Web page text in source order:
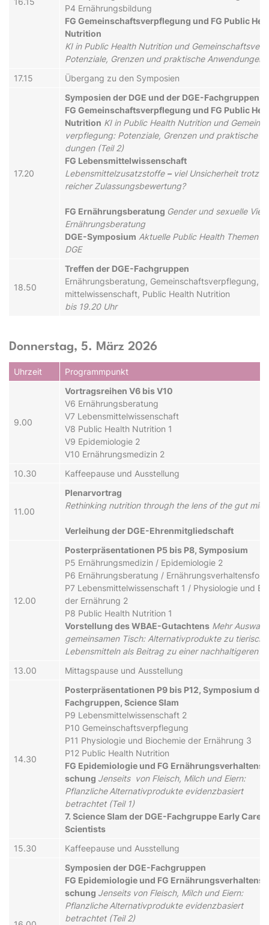
P4 Er­nähr­ungs­bil­dung
FG Ge­mein­schafts­ver­pfle­gung und FG Public
Nutrition
KI in Public Health Nutrition und
Po­ten­zia­le, Gren­zen und prak­tisch­e An­wend­ungen
17.15
Übergang zu den Symposien
17.20
Sym­po­si­en der DGE und der DGE-Fach­grup­pen
FG Ge­mein­schafts­ver­pfle­gung und FG Public
Nutrition KI in Public Health Nutrition und
ver­pfle­gung: Po­ten­zia­le, Gren­zen und prak­tisch­e
dung­en (Teil 2)
FG Le­bens­mit­tel­wis­sen­schaft
Le­bens­mit­tel­zu­satz­stof­fe –viel Un­sich­er­heit trotz
reich­er Zu­las­sungs­be­wer­tung?
FG Er­nähr­ungs­be­ra­tung Gender und sexuelle
Er­nähr­ungs­be­ra­tung
DGE-Sym­po­si­um Ak­tu­el­le Public Health Themen
DGE
18.50
Tref­fen der DGE-Fach­grup­pen
Er­nähr­ungs­be­ra­tung, Ge­mein­schafts­ver­pfle­gung,
mit­tel­wis­sen­schaft, Public Health Nutrition
bis 19.20 Uhr
Donnerstag, 5. März 2026
Uhr­zeit Pro­gramm­punkt
9.00
Vor­trags­rei­hen V6 bis V10
V6 Er­nähr­ungs­be­ra­tung
V7 Le­bens­mit­tel­wis­sen­schaft
V8 Public Health Nutrition 1
V9 E­pi­de­mi­o­lo­gie 2
V10 Er­nähr­ungs­me­di­zin 2
10.30
Kaf­fee­pau­se und Aus­stel­lung
11.00
Ple­nar­vor­trag
Rethinking nutrition through the lens of the gut
Ver­leih­ung der DGE-Ehr­en­mit­glied­schaft
12.00
Po­ster­prä­sen­ta­tio­nen P5 bis P8, Symposium
P5 Er­nähr­ungs­me­di­zin / E­pi­de­mi­o­lo­gie 2
P6 Er­nähr­ungs­be­ra­tung /
P7 Le­bens­mit­tel­wis­sen­schaft 1 / Phy­si­o­lo­gie und
der Er­nähr­ung 2
P8 Public Health Nutrition 1
Vorstellung des WBAE-Gutachtens Mehr Auswahl
gemeinsamen Tisch: Alternativprodukte zu
Lebensmitteln als Beitrag zu einer nachhaltigeren
13.00
Mittagspause und Aus­stel­lung
14.30
Po­ster­prä­sen­ta­tio­nen P9 bis P12, Symposium der
Fach­grup­pen, Science Slam
P9 Le­bens­mit­tel­wis­sen­schaft 2
P10 Ge­mein­schafts­ver­pfle­gung
P11 Phy­si­o­lo­gie und Bi­o­che­mie der Er­nähr­ung 3
P12 Public Health Nutrition
FG E­pi­de­mi­o­lo­gie und FG
schung Jenseits von Fleisch, Milch und Eiern:
Pflanzliche Alternativprodukte evidenzbasiert
betrachtet (Teil 1)
7. Science Slam der DGE-Fach­grup­pe Early Career
Scientists
15.30
Kaf­fee­pau­se und Aus­stel­lung
Sym­po­si­en der DGE-Fach­grup­pen
FG E­pi­de­mi­o­lo­gie und FG
schung Jenseits von Fleisch, Milch und Eiern:
Pflanzliche Alternativprodukte evidenzbasiert
betrachtet (Teil 2)